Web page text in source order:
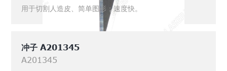
用于切割人造皮、简单图形；速度快。
冲子 A201345
A201345